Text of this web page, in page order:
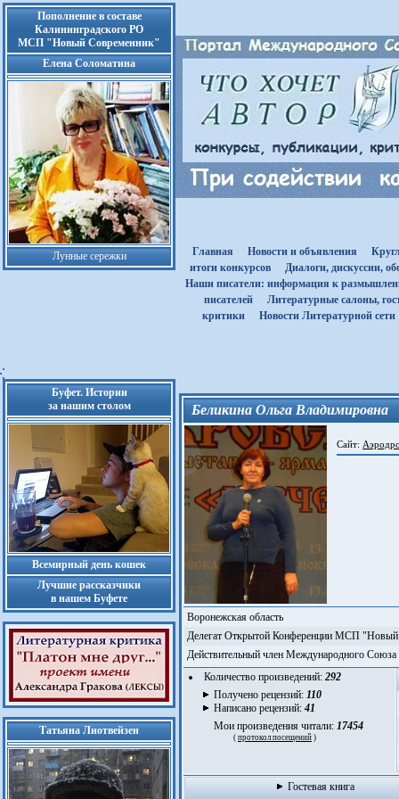
Пополнение в составе
Калининградского РО
МСП "Новый Современник"
Елена Соломатина
Лунные сережки Главная Новости и объявления
итоги конкурсов
Диалоги, дискуссии,
Наши писатели: информация к
писателей
Литературные салоны,
критики
Новости Литературной сети
Буфет. Истории
за нашим столом
Всемирный день кошек
Лучшие рассказчики
в нашем Буфете
Татьяна Лиотвейзен
Беликина Ольга Владимировна
Сайт:
Воронежская область
Делегат Открытой Конференции МСП "Новый
Действительный член Международного
Количество произведений: 292
Получено рецензий: 110
Написано рецензий: 41
Мои произведения читали: 17454
( протокол посещений )
Гостевая книга